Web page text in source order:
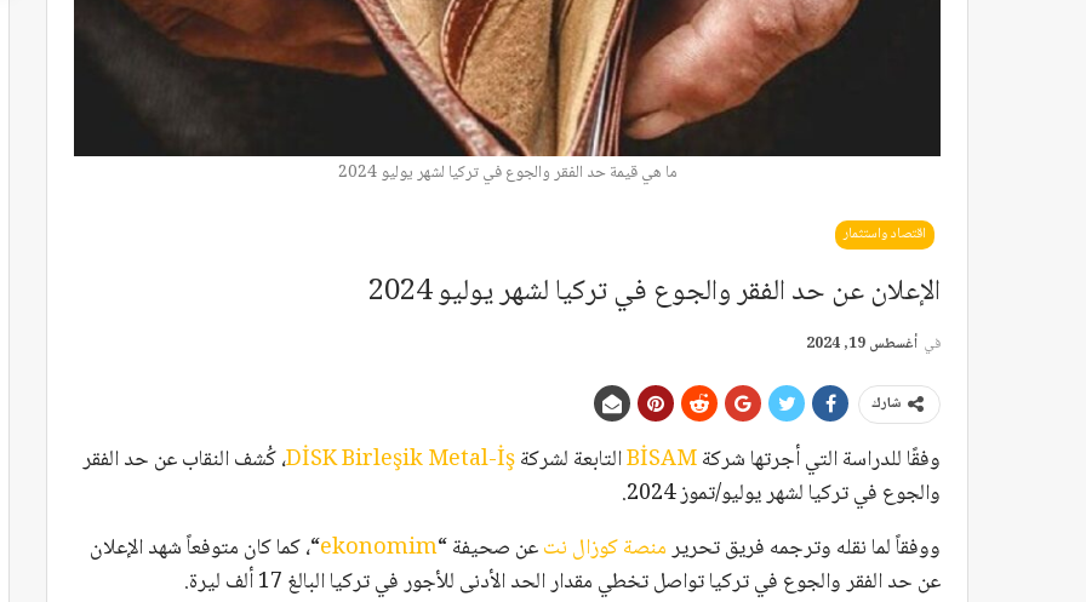
ما هي قيمة حد الفقر والجوع في تركيا لشهر يوليو 2024
اقتصاد واستثمار
الإعلان عن حد الفقر والجوع في تركيا لشهر يوليو 2024
في أغسطس 19, 2024
شارك
وفقًا للدراسة التي أجرتها شركةBİSAMالتابعة لشركةDİSK Birleşik Metal-İş، كُشف النقاب عن حد الفقر
والجوع في تركيا لشهر يوليو/تموز 2024.
ووفقاً لما نقله وترجمه فريق تحريرمنصة كوزال نتعن صحيفة “ekonomim“، كما كان متوفعاً شهد الإعلان
عن حد الفقر والجوع في تركيا تواصل تخطي مقدار الحد الأدنى للأجور في تركيا البالغ 17 ألف ليرة.